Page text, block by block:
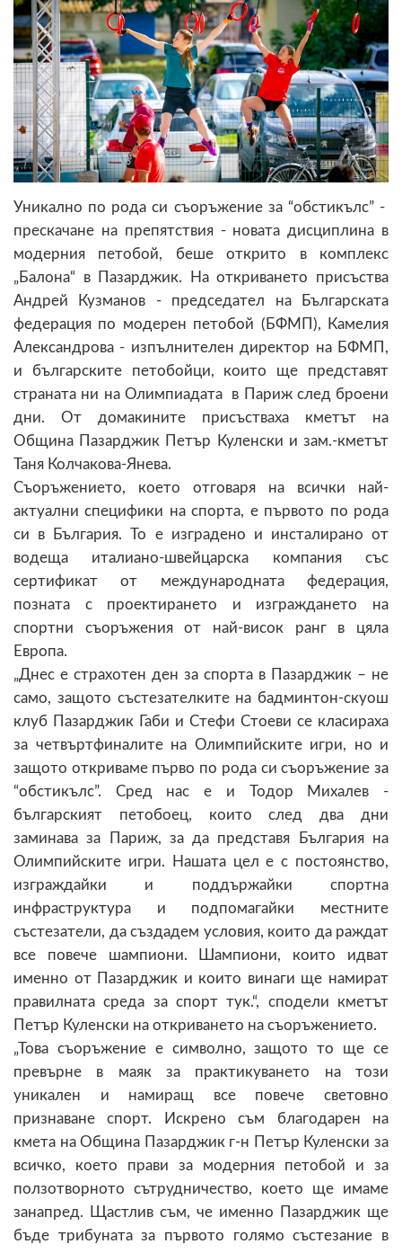
Уникално по рода си съоръжение за “обстикълс” -
прескачане на препятствия - новата дисциплина в
модерния петобой, беше открито в комплекс
„Балона“ в Пазарджик. На откриването присъства
Андрей Кузманов - председател на Българската
федерация по модерен петобой (БФМП), Камелия
Александрова - изпълнителен директор на БФМП,
и българските петобойци, които ще представят
страната ни на Олимпиадата в Париж след броени
дни. От домакините присъстваха кметът на
Община Пазарджик Петър Куленски и зам.-кметът
Таня Колчакова-Янева.
Съоръжението, което отговаря на всички най-
актуални специфики на спорта, е първото по рода
си в България. То е изградено и инсталирано от
водеща италиано-швейцарска компания със
сертификат от международната федерация,
позната с проектирането и изграждането на
спортни съоръжения от най-висок ранг в цяла
Европа.
„Днес е страхотен ден за спорта в Пазарджик – не
само, защото състезателките на бадминтон-скуош
клуб Пазарджик Габи и Стефи Стоеви се класираха
за четвъртфиналите на Олимпийските игри, но и
защото откриваме първо по рода си съоръжение за
“обстикълс”. Сред нас е и Тодор Михалев -
българският петобоец, които след два дни
заминава за Париж, за да представя България на
Олимпийските игри. Нашата цел е с постоянство,
изграждайки и поддържайки спортна
инфраструктура и подпомагайки местните
състезатели, да създадем условия, които да раждат
все повече шампиони. Шампиони, които идват
именно от Пазарджик и които винаги ще намират
правилната среда за спорт тук.“, сподели кметът
Петър Куленски на откриването на съоръжението.
„Това съоръжение е символно, защото то ще се
превърне в маяк за практикуването на този
уникален и намиращ все повече световно
признаване спорт. Искрено съм благодарен на
кмета на Община Пазарджик г-н Петър Куленски за
всичко, което прави за модерния петобой и за
ползотворното сътрудничество, което ще имаме
занапред. Щастлив съм, че именно Пазарджик ще
бъде трибуната за първото голямо състезание в